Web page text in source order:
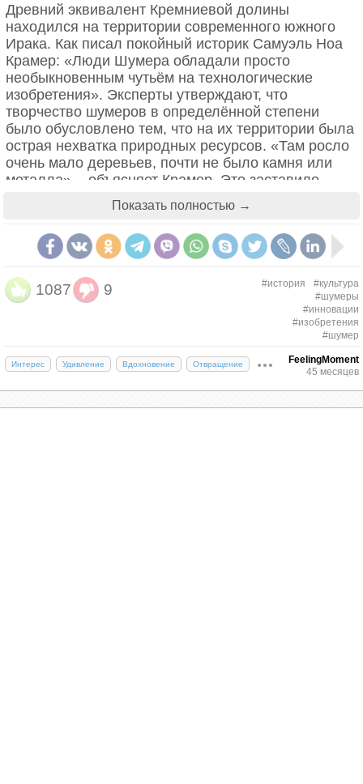
Древний эквивалент Кремниевой долины
находился на территории современного южного
Ирака. Как писал покойный историк Самуэль Ноа
Крамер: «Люди Шумера обладали просто
необыкновенным чутьём на технологические
изобретения». Эксперты утверждают, что
творчество шумеров в определённой степени
было обусловлено тем, что на их территории была
острая нехватка природных ресурсов. «Там росло
очень мало деревьев, почти не было камня или
металла», - объясняет Крамер. Это заставило
Шмер весьма изобретательно использовать такие
имеющиеся в их распоряжении материалы как
глина. Глину называют пластиком древнего мира.
Шумеры использовали её для изготовления всего
на свете. От кирпичей до посуды и табличек для
письма.
Показать полностью →
1087 9 #история
#культура
#шумеры
#инновации
#изобретения
#шумер
Интерес Удивление Вдохновение Отвращение
FeelingMoment
45 месяцев